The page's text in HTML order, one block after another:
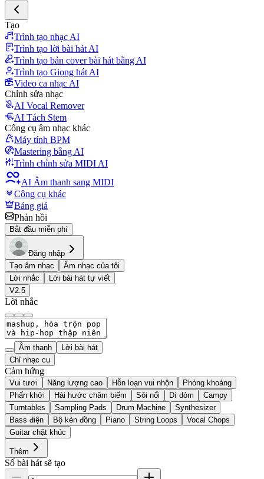
Tạo
Trình tạo nhạc AI
Trình tạo lời bài hát AI
Trình tạo bản cover bài hát bằng AI
Trình tạo Giọng hát AI
Video ca nhạc AI
Chỉnh sửa nhạc
AI Vocal Remover
AI Tách Stem
Công cụ âm nhạc khác
Máy tính BPM
Mastering bằng AI
Trình chỉnh sửa MIDI AI
AI Âm thanh sang MIDI
Công cụ khác
Bảng giá
Phản hồi
Bắt đầu miễn phí
Đăng nhập
Tạo âm nhạc
Âm nhạc của tôi
Lời nhắc
Lời bài hát tự viết
V2.5
Lời nhắc
Âm thanh
Lời bài hát
Chỉ nhạc cụ
Cảm hứng
Vui tươi Năng lượng cao Hỗn loạn vui nhộn
Phóng khoáng
Phấn khởi
Hài hước châm biếm Sôi nổi Dí dỏm
Campy
Turntables
Sampling Pads Drum Machine
Synthesizer
Bass điện
Bộ kèn đồng Piano String Loops
Vocal Chops
Guitar chặt khúc
Thêm
Số bài hát sẽ tạo